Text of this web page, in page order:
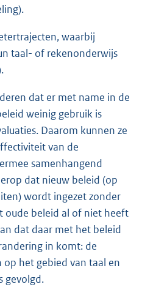
waarbij
taal- of rekenonderwijs
dat er met name in de
weinig gebruik is
Daarom kunnen ze
van de
samenhangend
dat nieuw beleid (op
wordt ingezet zonder
oude beleid al of niet heeft
dat daar met het beleid
in komt: de
het gebied van taal en
gevolgd.